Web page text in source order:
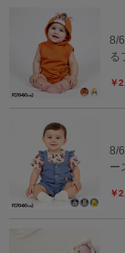
8/
る
￥
8/
ー
￥